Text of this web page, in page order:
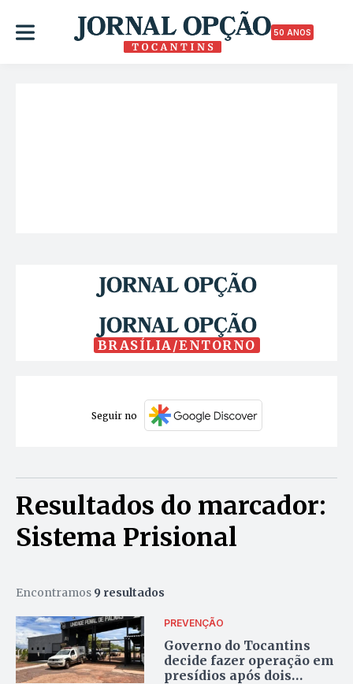
50 ANOS
BRASÍLIA/ENTORNO
Seguir no
Resultados do marcador:
Sistema Prisional
Encontramos 9 resultados
PREVENÇÃO
Governo do Tocantins
decide fazer operação em
presídios após dois